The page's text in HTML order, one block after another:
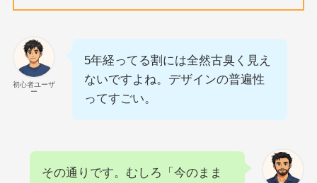
初心者ユーザ
ー
5年経ってる割には全然古臭く見え
ないですよね。デザインの普遍性
ってすごい。
その通りです。むしろ「今のまま